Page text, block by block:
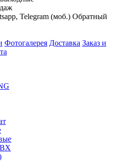
Telegram (моб.) Обратный
Фотогалерея Доставка Заказ и